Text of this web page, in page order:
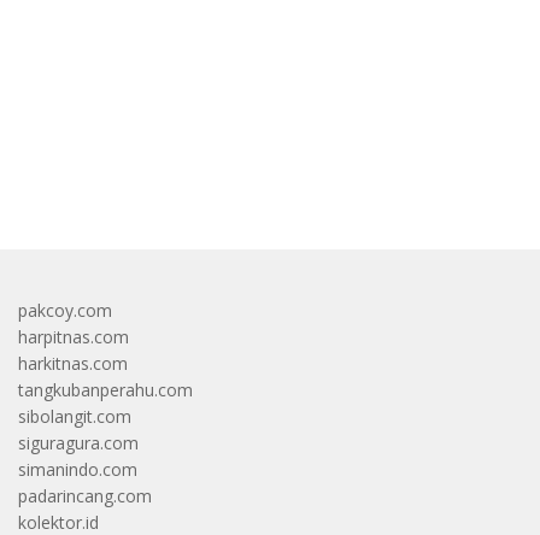
pakcoy.com
harpitnas.com
harkitnas.com
tangkubanperahu.com
sibolangit.com
siguragura.com
simanindo.com
padarincang.com
kolektor.id